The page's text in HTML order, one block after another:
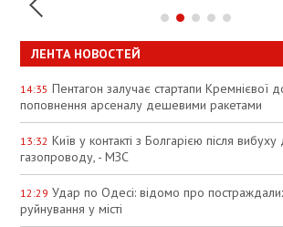
ЛЕНТА НОВОСТЕЙ
14:35 Пентагон залучає стартапи Кремнієвої
поповнення арсеналу дешевими ракетами
13:32 Київ у контакті з Болгарією після
газопроводу, - МЗС
12:29 Удар по Одесі: відомо про
руйнування у місті